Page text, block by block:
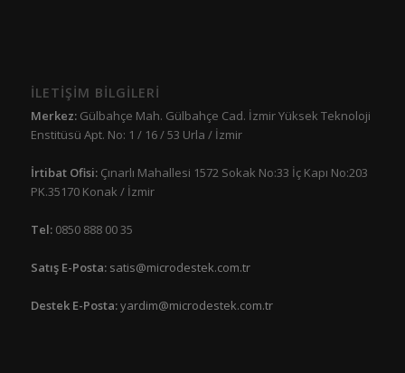
İLETİŞİM BİLGİLERİ
Merkez:Gülbahçe Mah. Gülbahçe Cad. İzmir Yüksek Teknoloji
Enstitüsü Apt. No: 1 / 16 / 53 Urla / İzmir
İrtibat Ofisi: Çınarlı Mahallesi 1572 Sokak No:33 İç Kapı No:203
PK.35170 Konak / İzmir
Tel:0850 888 00 35
Satış E-Posta: satis@microdestek.com.tr
Destek E-Posta:yardim@microdestek.com.tr